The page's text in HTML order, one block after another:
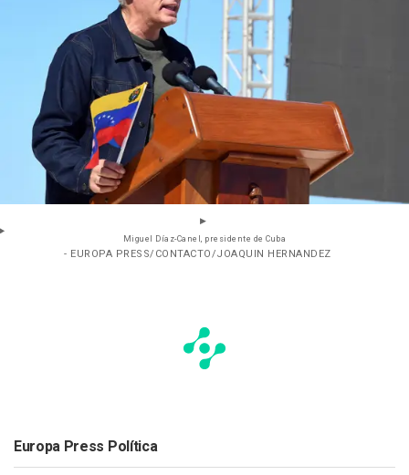
Miguel Díaz-Canel, presidente de Cuba
- EUROPA PRESS/CONTACTO/JOAQUIN HERNANDEZ
Europa Press Política